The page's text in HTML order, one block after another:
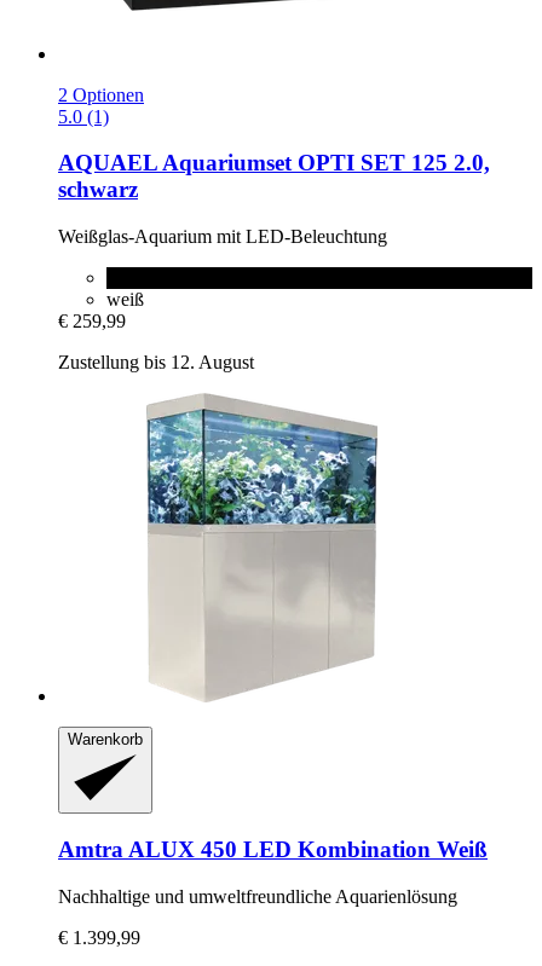
2 Optionen
5.0 (1)
AQUAELAquariumset OPTI SET 125 2.0,
schwarz
Weißglas-​Aquarium mit LED-​Beleuchtung
weiß
€ 259,99
Zustellung bis 12. August
Warenkorb
Amtra ALUX 450 LED Kombination Weiß
Nachhaltige und umweltfreundliche Aquarienlösung
€ 1.399,99